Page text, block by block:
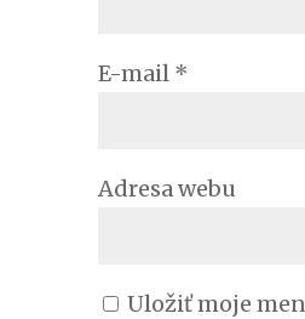
E-mail *
Adresa webu
Uložiť moje